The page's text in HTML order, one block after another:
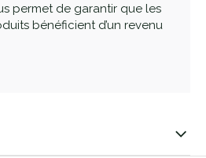
permet de garantir que les
bénéficient d’un revenu